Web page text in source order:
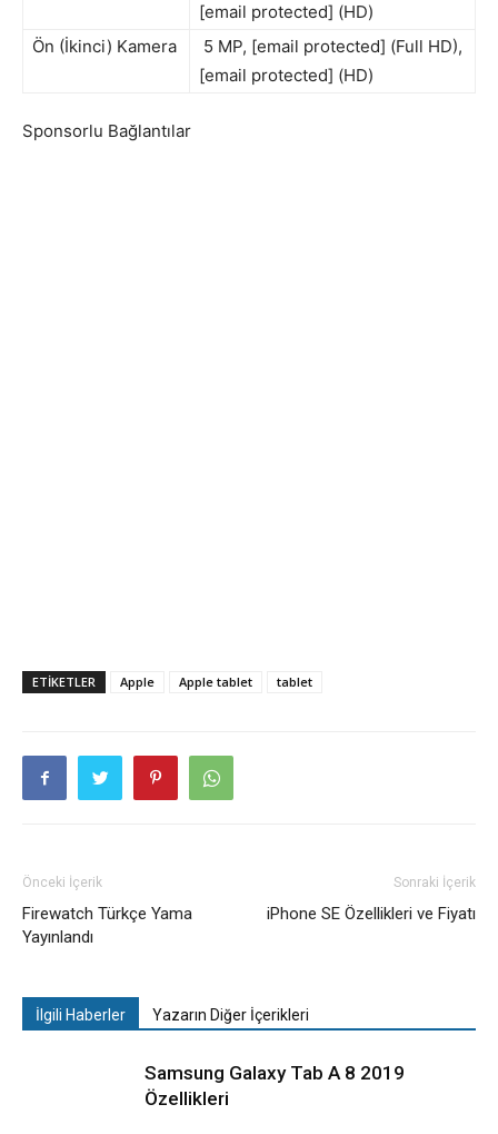
[email protected] (HD)
Ön (İkinci) Kamera
5 MP, [email protected] (Full HD),
[email protected] (HD)
Sponsorlu Bağlantılar
ETIKETLER Apple Apple tablet tablet
Önceki İçerik
Firewatch Türkçe Yama
Yayınlandı
Sonraki İçerik
iPhone SE Özellikleri ve Fiyatı
İlgili Haberler Yazarın Diğer İçerikleri
Samsung Galaxy Tab A 8 2019
Özellikleri